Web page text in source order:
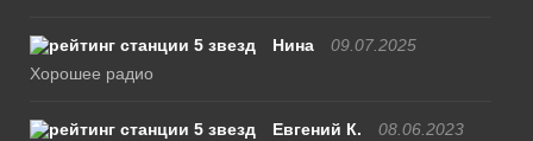
Нина
09.07.2025
Хорошее радио
Евгений К.
08.06.2023